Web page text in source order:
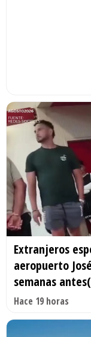
Extranjeros
aeropuerto
semanas
Hace 19 horas